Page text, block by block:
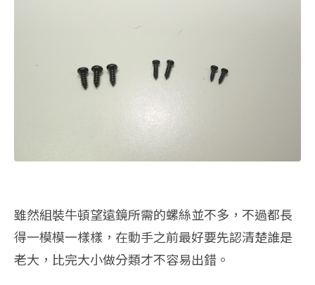
雖然組裝牛頓望遠鏡所需的螺絲並不多，不過都長
得一模模一樣樣，在動手之前最好要先認清楚誰是
老大，比完大小做分類才不容易出錯。